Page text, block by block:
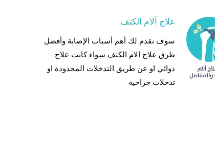
علاج آلام الكتف
سوف نقدم لك أهم أسباب الإصابة وأفضل
طرق علاج الام الكتف سواء كانت علاج
دوائي او عن طريق التدخلات المحدودة او
تدخلات جراحية